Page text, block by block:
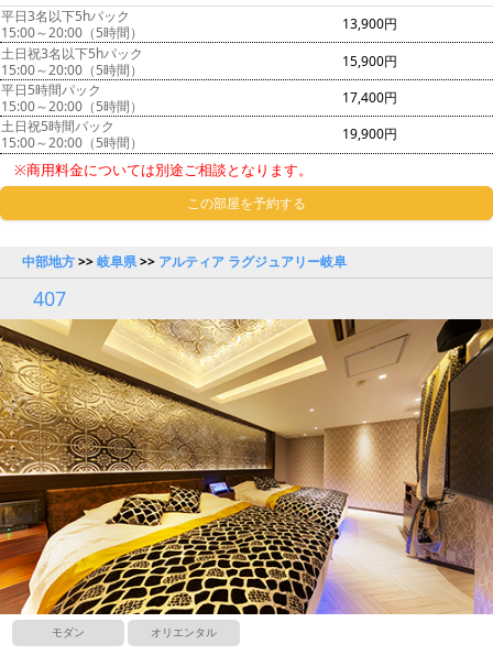
平日3名以下5hパック
15:00～20:00（5時間）
13,900円
土日祝3名以下5hパック
15:00～20:00（5時間）
15,900円
平日5時間パック
15:00～20:00（5時間）
17,400円
土日祝5時間パック
15:00～20:00（5時間）
19,900円
※商用料金については別途ご相談となります。
この部屋を予約する
中部地方>>岐阜県>> アルティア ラグジュアリー岐阜
407
モダン オリエンタル